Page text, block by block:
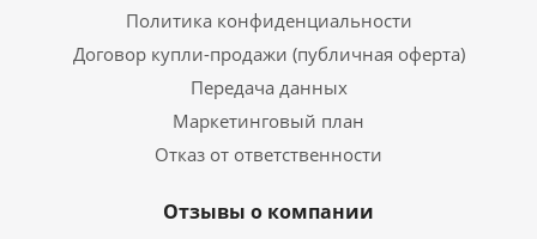
Политика конфиденциальности
Договор купли-продажи (публичная оферта)
Передача данных
Маркетинговый план
Отказ от ответственности
Отзывы о компании